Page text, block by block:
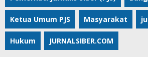
Ketua Umum PJS Masyarakat
Hukum JURNALSIBER.COM